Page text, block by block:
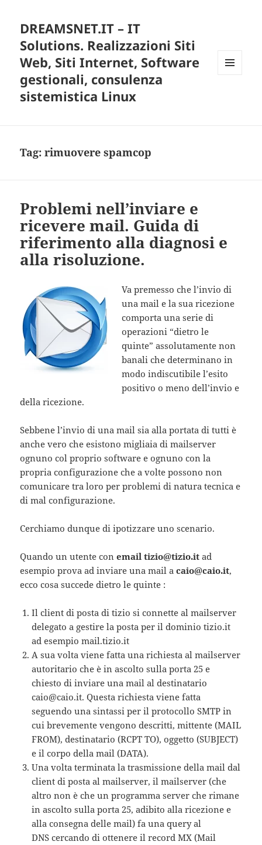
DREAMSNET.IT – IT
Solutions. Realizzazioni Siti
Web, Siti Internet, Software
gestionali, consulenza
sistemistica Linux
Tag:rimuovere spamcop
Problemi nell’inviare e
ricevere mail. Guida di
riferimento alla diagnosi e
alla risoluzione.
Va premesso che l’invio di
una mail e la sua ricezione
comporta una serie di
operazioni “dietro le
quinte” assolutamente non
banali che determinano in
modo indiscutibile l’esito
positivo o meno dell’invio e
della ricezione.
Sebbene l’invio di una mail sia alla portata di tutti è
anche vero che esistono migliaia di mailserver
ognuno col proprio software e ognuno con la
propria configurazione che a volte possono non
comunicare tra loro per problemi di natura tecnica e
di mal configurazione.
Cerchiamo dunque di ipotizzare uno scenario.
Quando un utente conemail tizio@tizio.it ad
esempio prova ad inviare una mail acaio@caio.it,
ecco cosa succede dietro le quinte :
Il client di posta di tizio si connette al mailserver
delegato a gestire la posta per il dominio tizio.it
ad esempio mail.tizio.it
A sua volta viene fatta una richiesta al mailserver
autoritario che è in ascolto sulla porta 25 e
chiesto di inviare una mail al destinatario
caio@caio.it. Questa richiesta viene fatta
seguendo una sintassi per il protocollo SMTP in
cui brevemente vengono descritti, mittente (MAIL
FROM), destinatario (RCPT TO), oggetto (SUBJECT)
e il corpo della mail (DATA).
Una volta terminata la trasmissione della mail dal
client di posta al mailserver, il mailserver (che
altro non è che un programma server che rimane
in ascolto sulla porta 25, adibito alla ricezione e
alla consegna delle mail) fa una query al
DNS cercando di ottenere il record MX (Mail